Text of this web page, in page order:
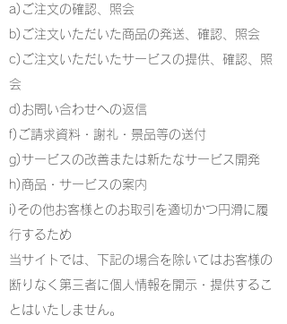
a)ご注文の確認、照会
b)ご注文いただいた商品の発送、確認、照会
c)ご注文いただいたサービスの提供、確認、照
会
d)お問い合わせへの返信
f)ご請求資料・謝礼・景品等の送付
g)サービスの改善または新たなサービス開発
h)商品・サービスの案内
i)その他お客様とのお取引を適切かつ円滑に履
行するため
当サイトでは、下記の場合を除いてはお客様の
断りなく第三者に個人情報を開示・提供するこ
とはいたしません。